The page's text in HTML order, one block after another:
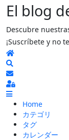
El blog
Descubre
¡Suscríbete y no
Home
ブログの更新を購
Sign In
Home
カテゴリ
タグ
カレンダー